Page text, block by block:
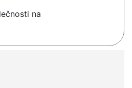
na